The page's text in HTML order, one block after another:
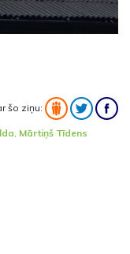
šo ziņu:
Mārtiņš Tīdens